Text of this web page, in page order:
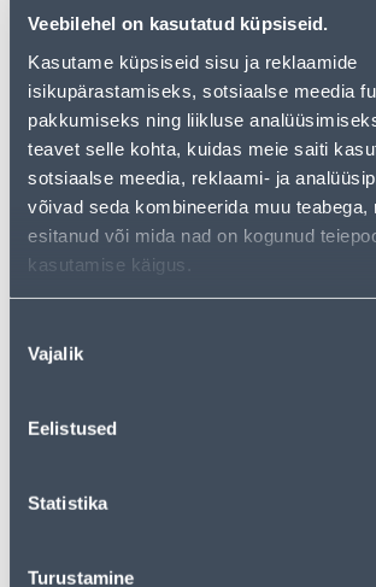
Veebilehel on kasutatud küpsiseid.
Kasutame küpsiseid sisu ja reklaamide
isikupärastamiseks, sotsiaalse meedia
pakkumiseks ning liikluse
teavet selle kohta, kuidas meie saiti
sotsiaalse meedia, reklaami- ja
võivad seda kombineerida muu teabega,
esitanud või mida nad on kogunud
kasutamise käigus.
valik
Vajalik
Eelistused
Statistika
Turustamine
you can continue your research by
homepageor use our powerful search
discover even more great options. Happy
• Tugevad ja vastupidavad
• Valmistatud täielikult biolagunevast
valmistamisel ei ole kasutatud
pleegitajaid.
• Pakendis 20 tk.
Description
Specification